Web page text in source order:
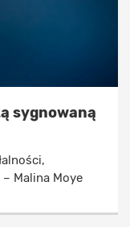
sygnowaną
Malina Moye